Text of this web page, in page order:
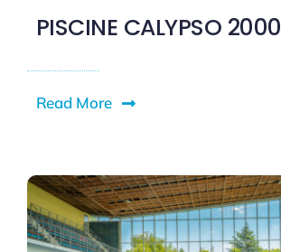
PISCINE CALYPSO 2000
Read More